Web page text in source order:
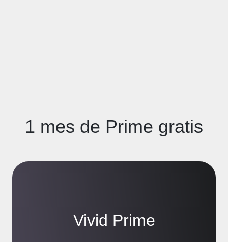
1 mes de Prime gratis
Vivid Prime